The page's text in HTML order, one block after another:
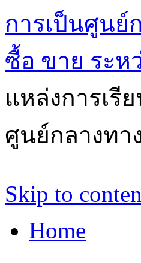
การเป็นศูนย์
ซื้อ ขาย ระห
แหล่งการเรี
ศูนย์กลางทา
Skip to
Home